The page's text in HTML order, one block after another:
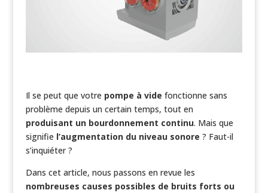
Il se peut que votre pompe à vide fonctionne sans
problème depuis un certain temps, tout en
produisant un bourdonnement continu. Mais que
signifie l’augmentation du niveau sonore ? Faut-il
s’inquiéter ?
Dans cet article, nous passons en revue les
nombreuses causes possibles de bruits forts ou